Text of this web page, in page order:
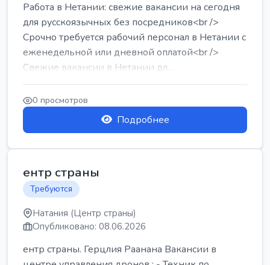
Работа в Нетании: свежие вакансии на сегодня
для русскоязычных без посредников<br />
Срочно требуется рабочий персонал в Нетании с
еженедельной или дневной оплатой<br />
Свежие вакансии в Нетании дл...
0 просмотров
Подробнее
ентр страны
Требуются
Натания (Центр страны)
Опубликовано: 08.06.2026
ентр страны. Герцлия Раанана Вакансии в